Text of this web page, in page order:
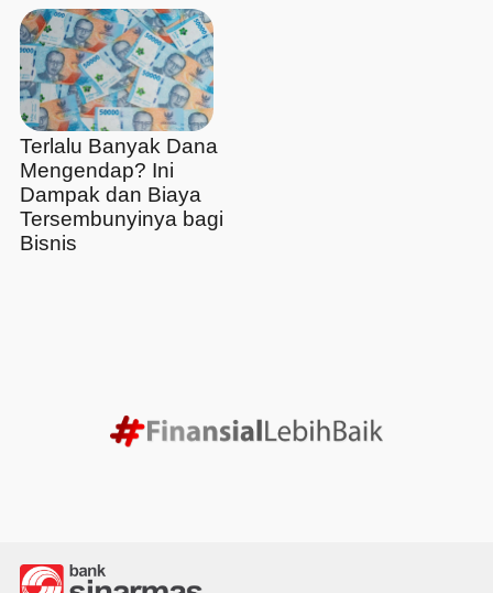
Terlalu Banyak Dana
Mengendap? Ini
Dampak dan Biaya
Tersembunyinya bagi
Bisnis